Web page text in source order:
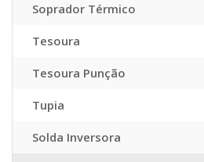
Soprador Térmico
Tesoura
Tesoura Punção
Tupia
Solda Inversora